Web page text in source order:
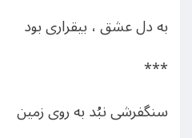
به دل عشق ، بیقراری بود
***
سنگفرشی نبُد به روی زمین